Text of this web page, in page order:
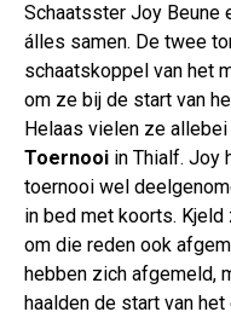
Schaatsster Joy Beune
álles samen. De twee
schaatskoppel van het
om ze bij de start van
Helaas vielen ze
Toernooi in Thialf. Joy
toernooi wel
in bed met koorts.
om die reden ook
hebben zich afgemeld,
haalden de start van